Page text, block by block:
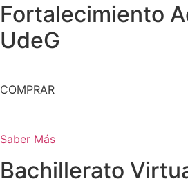
Fortalecimiento
UdeG
COMPRAR
Saber Más
Bachillerato